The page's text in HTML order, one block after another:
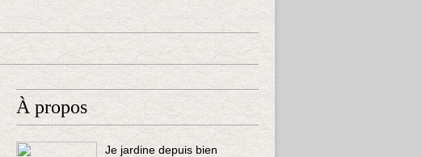
À propos
Je jardine depuis bien